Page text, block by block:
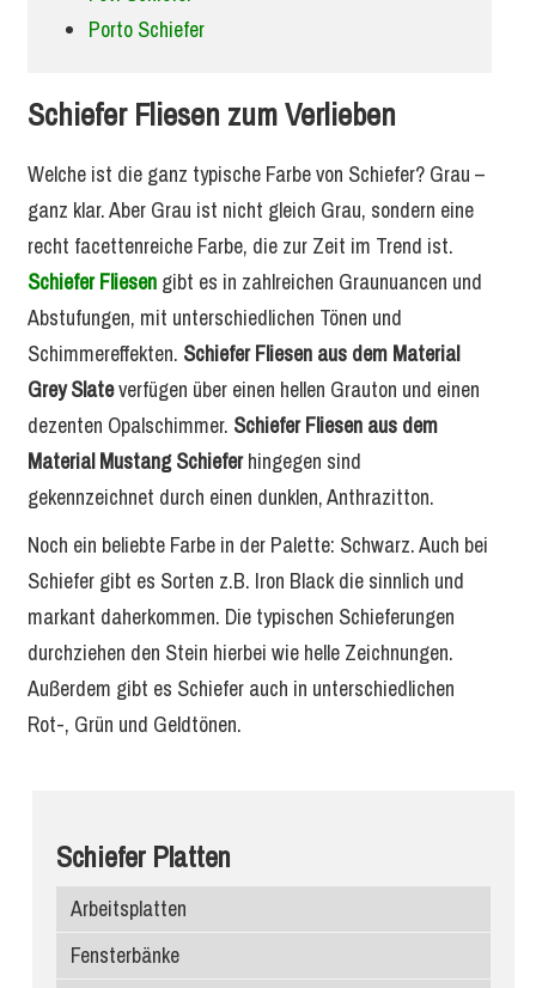
Porto Schiefer
Schiefer Fliesen zum Verlieben
Welche ist die ganz typische Farbe von Schiefer? Grau –
ganz klar. Aber Grau ist nicht gleich Grau, sondern eine
recht facettenreiche Farbe, die zur Zeit im Trend ist.
Schiefer Fliesen gibt es in zahlreichen Graunuancen und
Abstufungen, mit unterschiedlichen Tönen und
Schimmereffekten. Schiefer Fliesen aus dem Material
Grey Slateverfügen über einen hellen Grauton und einen
dezenten Opalschimmer. Schiefer Fliesen aus dem
Material Mustang Schieferhingegen sind
gekennzeichnet durch einen dunklen, Anthrazitton.
Noch ein beliebte Farbe in der Palette: Schwarz. Auch bei
Schiefer gibt es Sorten z.B. Iron Black die sinnlich und
markant daherkommen. Die typischen Schieferungen
durchziehen den Stein hierbei wie helle Zeichnungen.
Außerdem gibt es Schiefer auch in unterschiedlichen
Rot-, Grün und Geldtönen.
Schiefer Platten
Arbeitsplatten
Fensterbänke